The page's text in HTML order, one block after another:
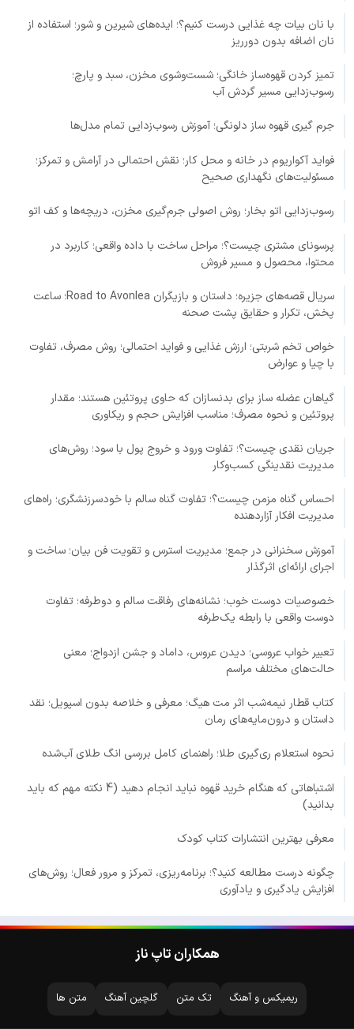
با نان بیات چه غذایی درست کنیم؟؛ ایده‌های شیرین و شور؛ استفاده از
نان اضافه بدون دورریز
تمیز کردن قهوه‌ساز خانگی؛ شست‌وشوی مخزن، سبد و پارچ؛
رسوب‌زدایی مسیر گردش آب
جرم گیری قهوه ساز دلونگی؛ آموزش رسوب‌زدایی تمام مدل‌ها
فواید آکواریوم در خانه و محل کار؛ نقش احتمالی در آرامش و تمرکز؛
مسئولیت‌های نگهداری صحیح
رسوب‌زدایی اتو بخار؛ روش اصولی جرم‌گیری مخزن، دریچه‌ها و کف اتو
پرسونای مشتری چیست؟؛ مراحل ساخت با داده واقعی؛ کاربرد در
محتوا، محصول و مسیر فروش
سریال قصه‌های جزیره؛ داستان و بازیگران Road to Avonlea؛ ساعت
پخش، تکرار و حقایق پشت صحنه
خواص تخم شربتی؛ ارزش غذایی و فواید احتمالی؛ روش مصرف، تفاوت
با چیا و عوارض
گیاهان عضله ساز برای بدنسازان که حاوی پروتئین هستند؛ مقدار
پروتئین و نحوه مصرف؛ مناسب افزایش حجم و ریکاوری
جریان نقدی چیست؟؛ تفاوت ورود و خروج پول با سود؛ روش‌های
مدیریت نقدینگی کسب‌وکار
احساس گناه مزمن چیست؟؛ تفاوت گناه سالم با خودسرزنشگری؛ راه‌های
مدیریت افکار آزاردهنده
آموزش سخنرانی در جمع؛ مدیریت استرس و تقویت فن بیان؛ ساخت و
اجرای ارائه‌ای اثرگذار
خصوصیات دوست خوب؛ نشانه‌های رفاقت سالم و دوطرفه؛ تفاوت
دوست واقعی با رابطه یک‌طرفه
تعبیر خواب عروسی؛ دیدن عروس، داماد و جشن ازدواج؛ معنی
حالت‌های مختلف مراسم
کتاب قطار نیمه‌شب اثر مت هیگ؛ معرفی و خلاصه بدون اسپویل؛ نقد
داستان و درون‌مایه‌های رمان
نحوه استعلام ری‌گیری طلا؛ راهنمای کامل بررسی انگ طلای آب‌شده
اشتباهاتی که هنگام خرید قهوه نباید انجام دهید (4 نکته مهم که باید
بدانید)
معرفی بهترین انتشارات کتاب کودک
چگونه درست مطالعه کنید؟؛ برنامه‌ریزی، تمرکز و مرور فعال؛ روش‌های
افزایش یادگیری و یادآوری
همکاران تاپ ناز
ریمیکس و آهنگ تک متن گلچین آهنگ متن ها